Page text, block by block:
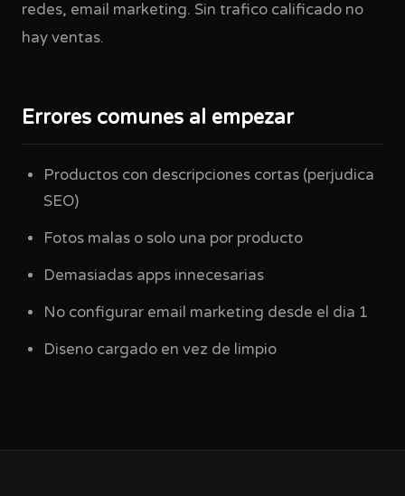
redes, email marketing. Sin trafico calificado no
hay ventas.
Errores comunes al empezar
Productos con descripciones cortas (perjudica
SEO)
Fotos malas o solo una por producto
Demasiadas apps innecesarias
No configurar email marketing desde el dia 1
Diseno cargado en vez de limpio